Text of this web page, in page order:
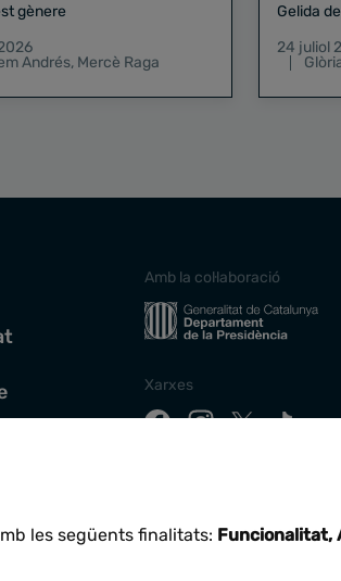
gènere
Andrés, Mercè Raga
Gelida
24 juliol
Amb la col·laboració
Xarxes
les següents finalitats: Funcionalitat,